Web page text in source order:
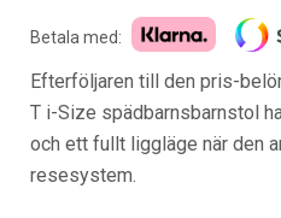
Betala med:
Efterföljaren till den pris-
T i-Size spädbarnsbarnstol
och ett fullt liggläge när den
resesystem.